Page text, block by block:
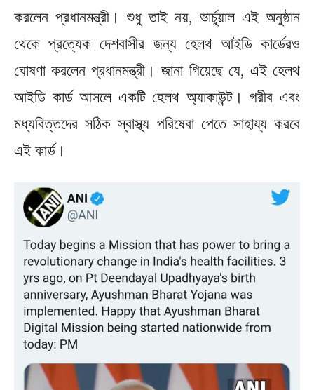
করলেন প্রধানমন্ত্রী। শুধু তাই নয়, ভার্চুয়াল এই অনুষ্ঠান
থেকে প্রত্যেক দেশবাসীর জন্য হেলথ আইডি কার্ডেরও
ঘোষণা করলেন প্রধানমন্ত্রী। জানা গিয়েছে যে, এই হেলথ
আইডি কার্ড আসলে একটি হেলথ অ্যাকাউন্ট। গরীব এবং
মধ্যবিত্তদের সঠিক স্বাস্থ্য পরিষেবা পেতে সাহায্য করবে
এই কার্ড।